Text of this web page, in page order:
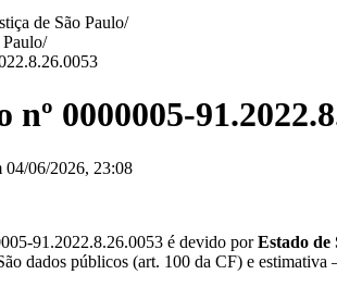
de São Paulo/
Paulo/
nº 0000005-
04/06/2026, 23:08
91.2022.8.26.0053 é devido porEstado de
dados públicos (art. 100 da CF) e